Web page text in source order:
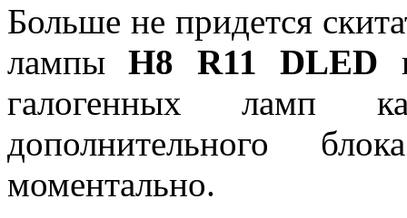
Больше не придется
лампыH8 R11 DLED
галогенных ламп
дополнительного
моментально.